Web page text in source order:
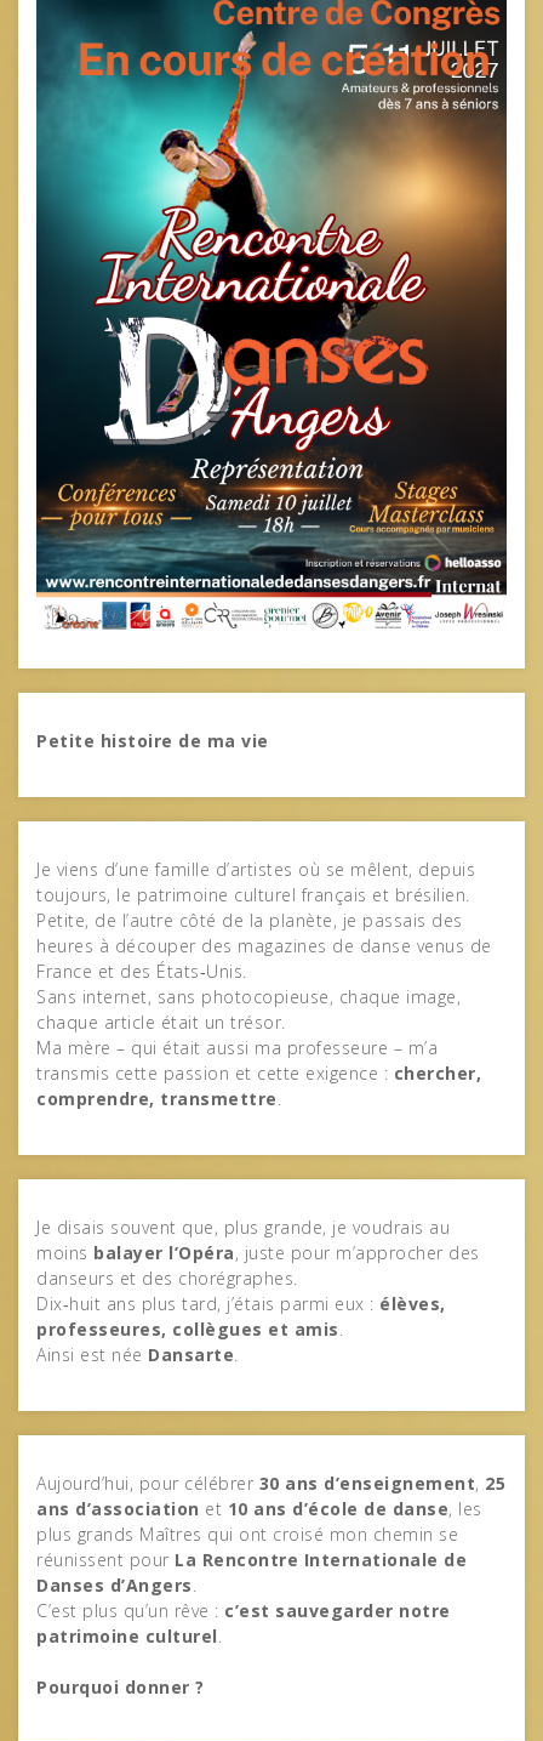
Petite histoire de ma vie
Je viens d’une famille d’artistes où se mêlent, depuis
toujours, le patrimoine culturel français et brésilien.
Petite, de l’autre côté de la planète, je passais des
heures à découper des magazines de danse venus de
France et des États‑Unis.
Sans internet, sans photocopieuse, chaque image,
chaque article était un trésor.
Ma mère – qui était aussi ma professeure – m’a
transmis cette passion et cette exigence : chercher,
comprendre, transmettre
Je disais souvent que, plus grande, je voudrais au
moins balayer l’Opéra, juste pour m’approcher des
danseurs et des chorégraphes.
Dix‑huit ans plus tard, j’étais parmi eux : élèves,
professeures, collègues et amis
Ainsi est née Dansarte
Aujourd’hui, pour célébrer 30 ans d’enseignement, 25
ans d’association et 10 ans d’école de danse, les
plus grands Maîtres qui ont croisé mon chemin se
réunissent pour La Rencontre Internationale de
Danses d’Angers
C’est plus qu’un rêve : c’est sauvegarder notre
patrimoine culturel
Pourquoi donner ?